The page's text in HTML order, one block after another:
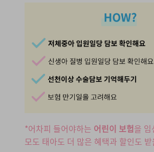
*어차피 들어야하는 어린이 보험을 임
모도 태아도 더 많은 혜택과 할인도